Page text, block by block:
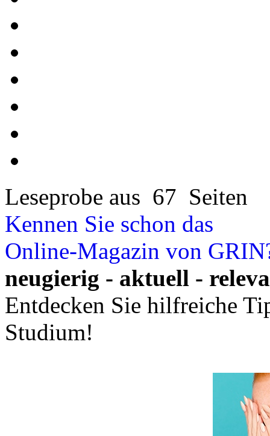
Leseprobe aus 67 Seiten
Kennen Sie schon das
Online-Magazin von
neugierig - aktuell -
Entdecken Sie hilfreiche
Studium!